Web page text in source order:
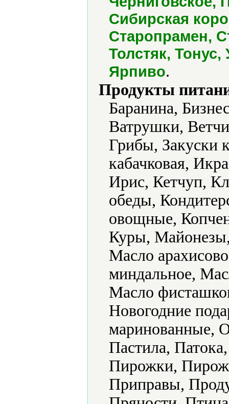
Сибирская
Старопрамен,
Толстяк,
Ярпиво.
Продукты
Баранина,
Ватрушки,
Грибы, Закуски
кабачковая,
Ирис, Кетчуп,
обеды,
овощные,
Куры,
Масло
миндальное,
Масло
Новогодние
маринованные,
Пастила,
Пирожки,
Приправы,